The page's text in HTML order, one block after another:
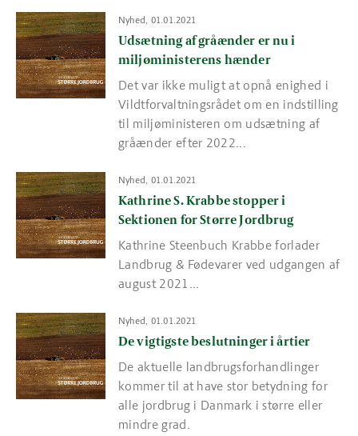
Nyhed, 01.01.2021
Udsætning af gråænder er nu i
miljøministerens hænder
Det var ikke muligt at opnå enighed i
Vildtforvaltningsrådet om en indstilling
til miljøministeren om udsætning af
gråænder efter 2022...
Read more about Udsætning af gråænder er nu i
Nyhed, 01.01.2021
Kathrine S. Krabbe stopper i
Sektionen for Større Jordbrug
Kathrine Steenbuch Krabbe forlader
Landbrug & Fødevarer ved udgangen af
august 2021...
Read more about Kathrine S. Krabbe stopper i Sektionen for
Nyhed, 01.01.2021
De vigtigste beslutninger i årtier
De aktuelle landbrugsforhandlinger
kommer til at have stor betydning for
alle jordbrug i Danmark i større eller
mindre grad.
Read more about De vigtigste beslutninger i årtier